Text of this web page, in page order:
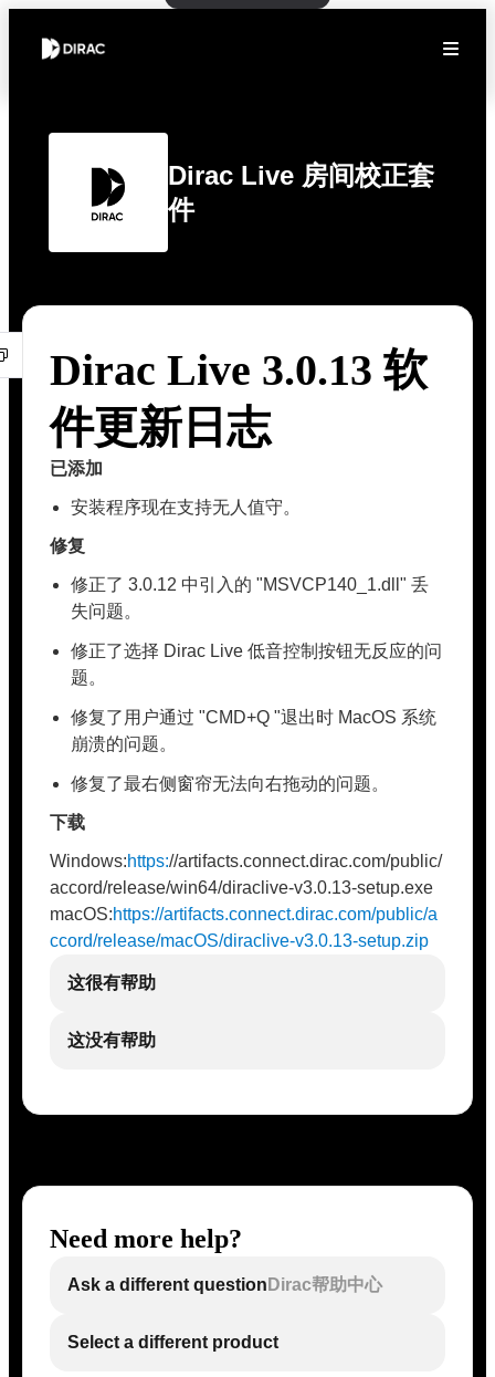
Dirac Live 房间校正套
件
Dirac Live 3.0.13 软
件更新日志
已添加
安装程序现在支持无人值守。
修复
修正了 3.0.12 中引入的 "MSVCP140_1.dll" 丢
失问题。
修正了选择 Dirac Live 低音控制按钮无反应的问
题。
修复了用户通过 "CMD+Q "退出时 MacOS 系统
崩溃的问题。
修复了最右侧窗帘无法向右拖动的问题。
下载
Windows:https://artifacts.connect.dirac.com/public/
accord/release/win64/diraclive-v3.0.13-setup.exe
macOS:https://artifacts.connect.dirac.com/public/a
ccord/release/macOS/diraclive-v3.0.13-setup.zip
这很有帮助
这没有帮助
Need more help?
Ask a different question Dirac帮助中心
Select a different product